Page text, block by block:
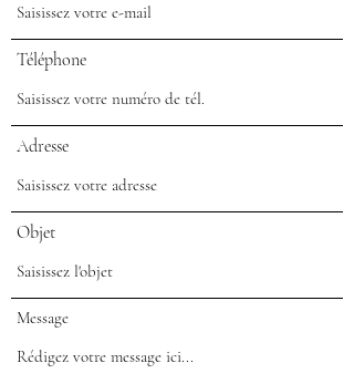
Téléphone
Adresse
Objet
Message